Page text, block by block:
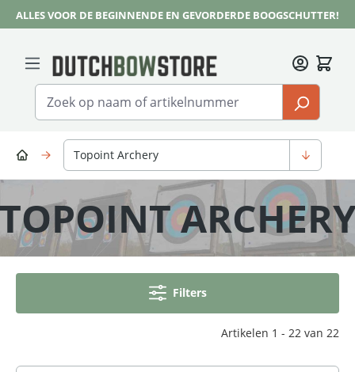
Ga naar de hoofdinhoud
ALLES VOOR DE BEGINNENDE EN GEVORDERDE BOOGSCHUTTER!
Topoint Archery
Filters
Artikelen 1 - 22 van 22